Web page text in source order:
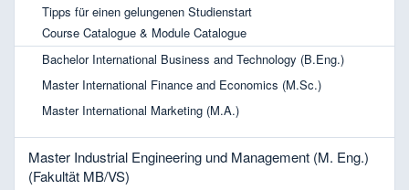
Tipps für einen gelungenen Studienstart
Course Catalogue & Module Catalogue
Bachelor International Business and Technology (B.Eng.)
Master International Finance and Economics (M.Sc.)
Master International Marketing (M.A.)
Master Industrial Engineering und Management (M. Eng.)
(Fakultät MB/VS)